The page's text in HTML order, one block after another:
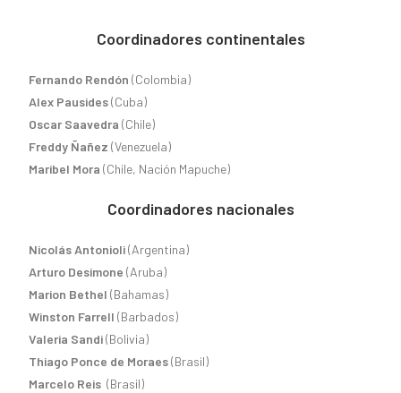
Coordinadores continentales
Fernando Rendón (Colombia)
Alex Pausides(Cuba)
Oscar Saavedra (Chile)
Freddy Ñañez (Venezuela)
Maribel Mora (Chile, Nación Mapuche)
Coordinadores nacionales
Nicolás Antonioli(Argentina)
Arturo Desimone (Aruba)
Marion Bethel (Bahamas)
Winston Farrell (Barbados)
Valeria Sandi(Bolivia)
Thiago Ponce de Moraes(Brasil)
Marcelo Reis (Brasil)